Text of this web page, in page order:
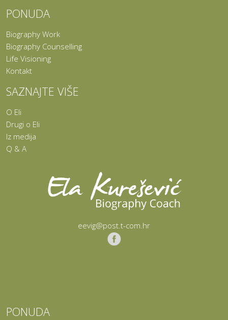
PONUDA
Biography Work
Biography Counselling
Life Visioning
Kontakt
SAZNAJTE VIŠE
O Eli
Drugi o Eli
Iz medija
Q & A
PONUDA